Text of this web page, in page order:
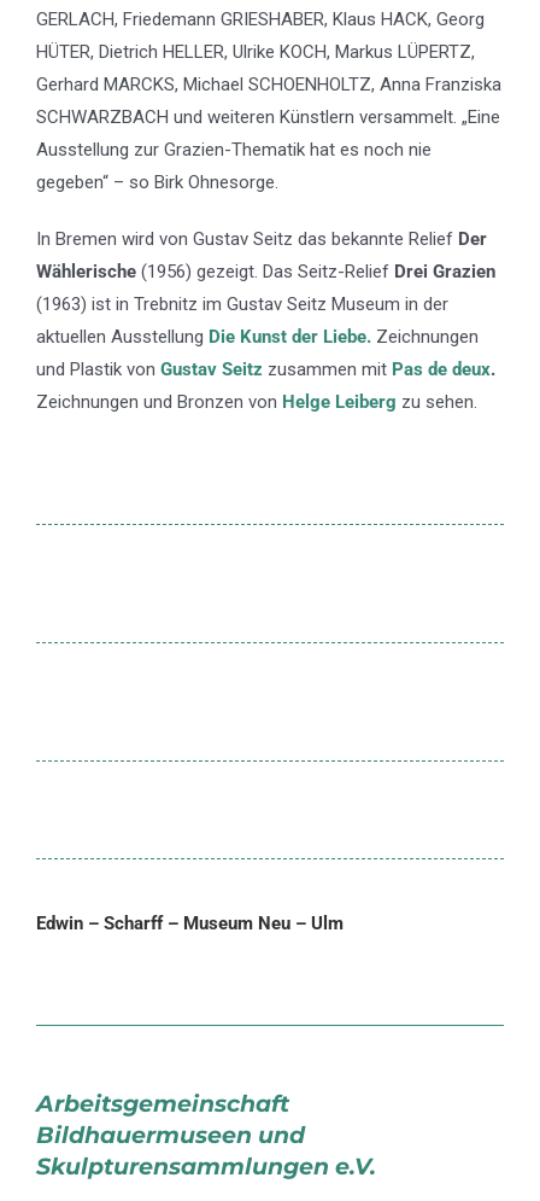
GERLACH, Friedemann GRIESHABER, Klaus HACK, Georg
HÜTER, Dietrich HELLER, Ulrike KOCH, Markus LÜPERTZ,
Gerhard MARCKS, Michael SCHOENHOLTZ, Anna Franziska
SCHWARZBACH und weiteren Künstlern versammelt. „Eine
Ausstellung zur Grazien-Thematik hat es noch nie
gegeben“ – so Birk Ohnesorge.
In Bremen wird von Gustav Seitz das bekannte Relief Der
Wählerische(1956) gezeigt. Das Seitz-Relief Drei Grazien
(1963) ist in Trebnitz im Gustav Seitz Museum in der
aktuellen Ausstellung Die Kunst der Liebe. Zeichnungen
und Plastik von Gustav Seitz zusammen mit Pas de deux.
Zeichnungen und Bronzen von Helge Leiberg zu sehen.
Edwin – Scharff – Museum Neu – Ulm
Arbeitsgemeinschaft
Bildhauermuseen und
Skulpturensammlungen e.V.